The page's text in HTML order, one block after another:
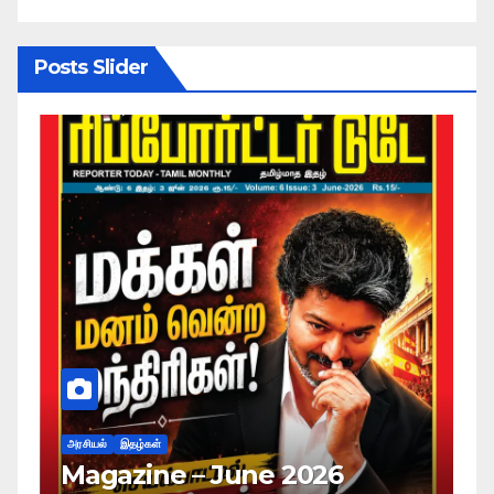
Posts Slider
Magazine – May 2026